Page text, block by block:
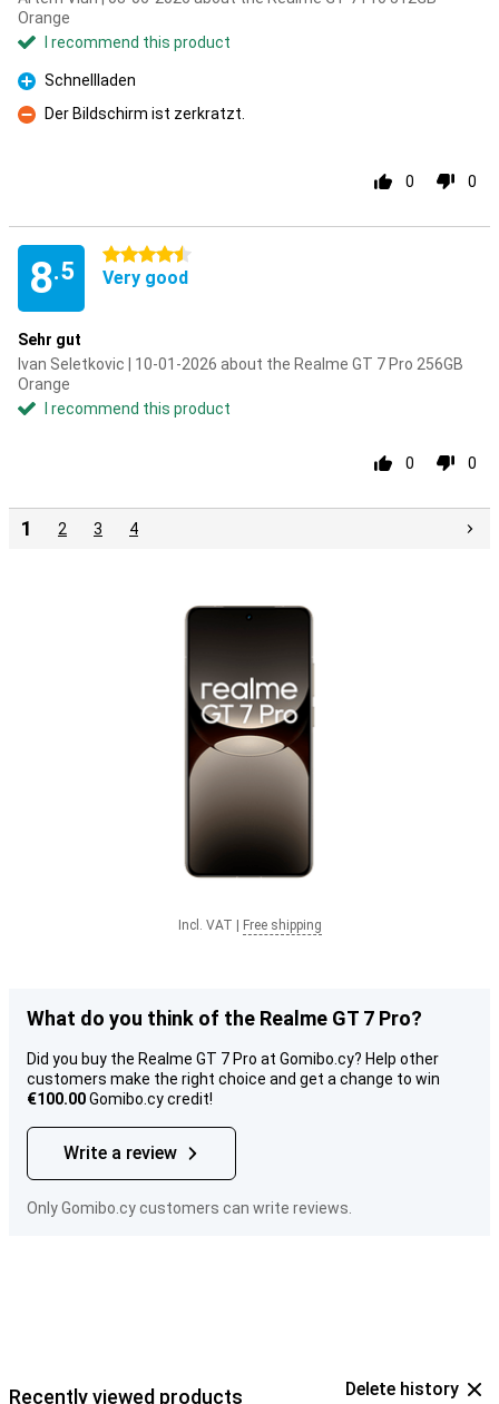
Orange
I recommend this product
Pro
Schnellladen
Con
Der Bildschirm ist zerkratzt.
0 0
8.5
4.5 stars
Very good
Sehr gut
Ivan Seletkovic | 10-01-2026 about the Realme GT 7 Pro 256GB
Orange
I recommend this product
0 0
1 2 3 4
Incl. VAT Free shipping
What do you think of the Realme GT 7 Pro?
Did you buy the Realme GT 7 Pro at Gomibo.cy? Help other
customers make the right choice and get a change to win
€100.00Gomibo.cy credit!
Write a review
Only Gomibo.cy customers can write reviews.
Recently viewed products Delete history